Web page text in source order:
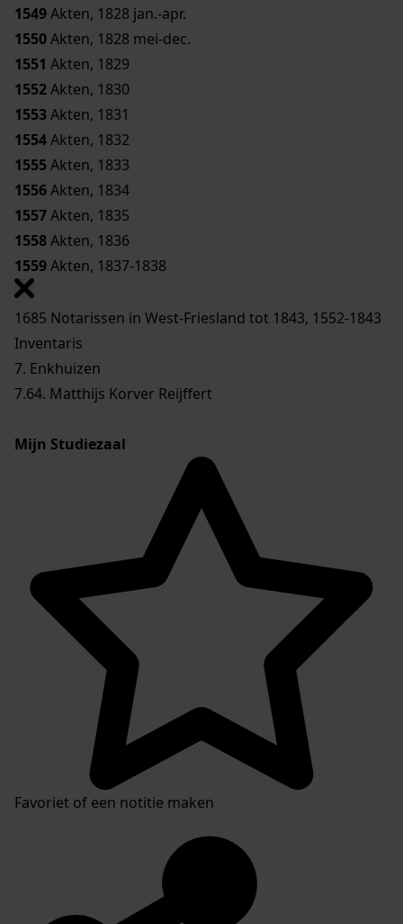
1549Akten, 1828 jan.-apr.
1550Akten, 1828 mei-dec.
1551 Akten, 1829
1552Akten, 1830
1553Akten, 1831
1554Akten, 1832
1555Akten, 1833
1556Akten, 1834
1557Akten, 1835
1558Akten, 1836
1559Akten, 1837-1838
1685 Notarissen in West-Friesland tot 1843, 1552-1843
Inventaris
7. Enkhuizen
7.64. Matthijs Korver Reijffert
Mijn Studiezaal
Favoriet of een notitie maken